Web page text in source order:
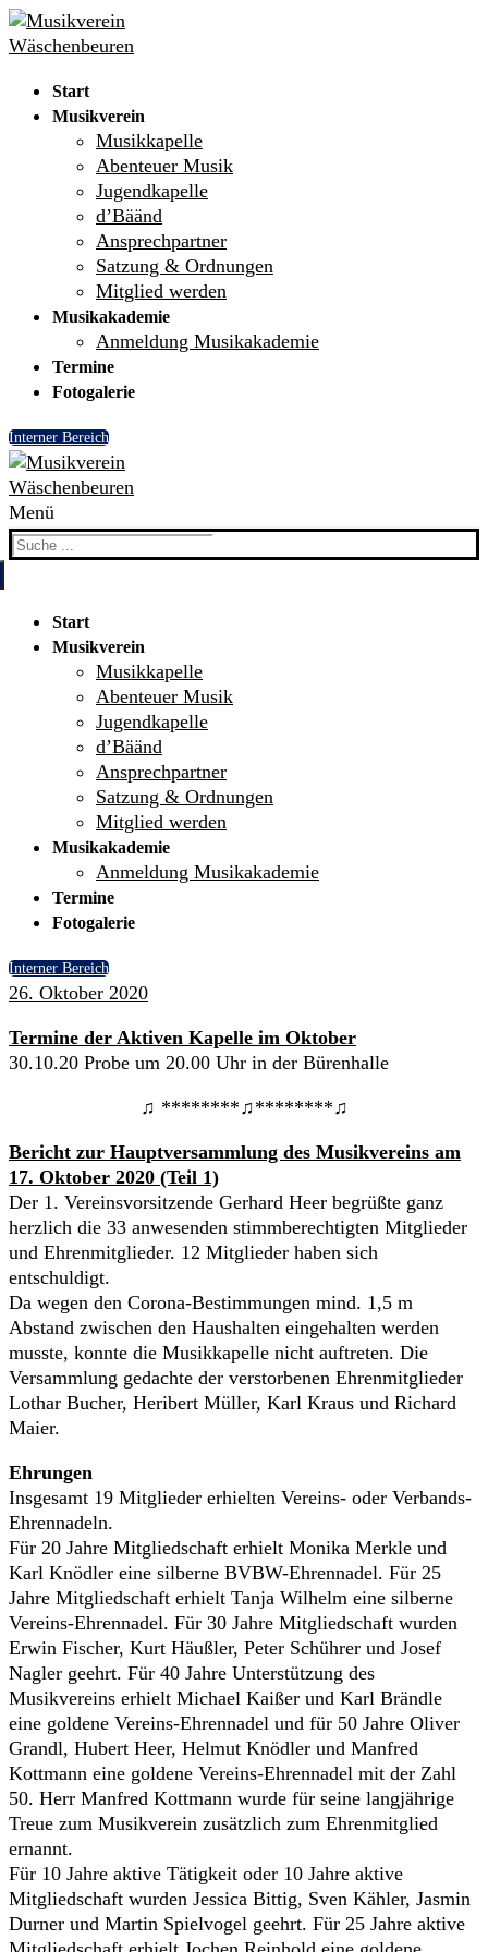
Skip
to
Menu
Close
Start
Musikverein
Musikkapelle
Abenteuer Musik
Jugendkapelle
d’Bäänd
Ansprechpartner
Satzung & Ordnungen
Mitglied werden
Musikakademie
Anmeldung Musikakademie
Termine
Fotogalerie
Interner Bereich
Menü
Search
Start
Musikverein
Musikkapelle
Abenteuer Musik
Jugendkapelle
d’Bäänd
Ansprechpartner
Satzung & Ordnungen
Mitglied werden
Musikakademie
Anmeldung Musikakademie
Termine
Fotogalerie
Interner Bereich
26. Oktober 2020
Termine der Aktiven Kapelle im Oktober
30.10.20 Probe um 20.00 Uhr in der Bürenhalle
♫ ********♫********♫
Bericht zur Hauptversammlung des Musikvereins am
17. Oktober 2020 (Teil 1)
Der 1. Vereinsvorsitzende Gerhard Heer begrüßte ganz
herzlich die 33 anwesenden stimmberechtigten Mitglieder
und Ehrenmitglieder. 12 Mitglieder haben sich
entschuldigt.
Da wegen den Corona-Bestimmungen mind. 1,5 m
Abstand zwischen den Haushalten eingehalten werden
musste, konnte die Musikkapelle nicht auftreten. Die
Versammlung gedachte der verstorbenen Ehrenmitglieder
Lothar Bucher, Heribert Müller, Karl Kraus und Richard
Maier.
Ehrungen
Insgesamt 19 Mitglieder erhielten Vereins- oder Verbands-
Ehrennadeln.
Für 20 Jahre Mitgliedschaft erhielt Monika Merkle und
Karl Knödler eine silberne BVBW-Ehrennadel. Für 25
Jahre Mitgliedschaft erhielt Tanja Wilhelm eine silberne
Vereins-Ehrennadel. Für 30 Jahre Mitgliedschaft wurden
Erwin Fischer, Kurt Häußler, Peter Schührer und Josef
Nagler geehrt. Für 40 Jahre Unterstützung des
Musikvereins erhielt Michael Kaißer und Karl Brändle
eine goldene Vereins-Ehrennadel und für 50 Jahre Oliver
Grandl, Hubert Heer, Helmut Knödler und Manfred
Kottmann eine goldene Vereins-Ehrennadel mit der Zahl
50. Herr Manfred Kottmann wurde für seine langjährige
Treue zum Musikverein zusätzlich zum Ehrenmitglied
ernannt.
Für 10 Jahre aktive Tätigkeit oder 10 Jahre aktive
Mitgliedschaft wurden Jessica Bittig, Sven Kähler, Jasmin
Durner und Martin Spielvogel geehrt. Für 25 Jahre aktive